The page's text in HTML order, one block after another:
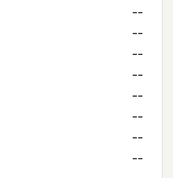
--
--
--
--
--
--
--
--